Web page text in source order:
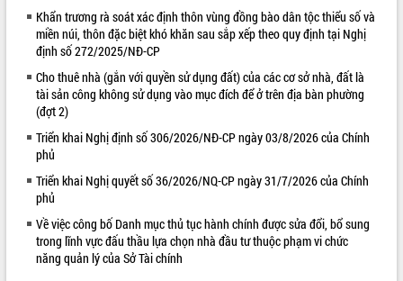
Lễ truy tặng danh hiệu “Bà Mẹ Việt
Nam Anh hùng” và trao Huân chương
Lao động
UBND tỉnh Đắk Lắk triển khai nhiệm
vụ 6 tháng cuối năm 2026
Kỳ họp thứ Hai, Hội đồng nhân dân
tỉnh khóa XI quyết nghị nhiều nội dung
quan trọng
Bí thư Tỉnh ủy Lương Nguyễn Minh
Triết thăm, tặng quà người có công với
ALBUM ẢNH
Khẩn trương rà soát xác định thôn vùng đồng bào dân tộc thiểu số và
miền núi, thôn đặc biệt khó khăn sau sắp xếp theo quy định tại Nghị
định số 272/2025/NĐ-CP
Cho thuê nhà (gắn với quyền sử dụng đất) của các cơ sở nhà, đất là
tài sản công không sử dụng vào mục đích để ở trên địa bàn phường
(đợt 2)
Triển khai Nghị định số 306/2026/NĐ-CP ngày 03/8/2026 của Chính
phủ
Triển khai Nghị quyết số 36/2026/NQ-CP ngày 31/7/2026 của Chính
phủ
Về việc công bố Danh mục thủ tục hành chính được sửa đổi, bổ sung
trong lĩnh vực đấu thầu lựa chọn nhà đầu tư thuộc phạm vi chức
năng quản lý của Sở Tài chính